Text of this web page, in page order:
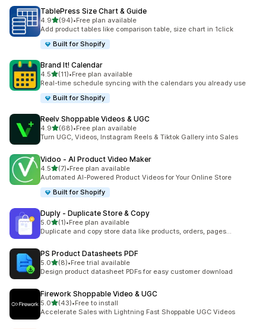
TablePress Size Chart & Guide
4.9เต็ม 5 ดาว
(94)
ทั้งหมด 94 รีวิว
•Free plan available
Add product tables like comparison table, size chart in 1click
Built for Shopify
Brand It! Calendar
4.5เต็ม 5 ดาว
(11)
ทั้งหมด 11 รีวิว
•Free plan available
Real-time schedule syncing with the calendars you already use
Built for Shopify
Reelv Shoppable Videos & UGC
4.9เต็ม 5 ดาว
(68)
ทั้งหมด 68 รีวิว
•Free plan available
Turn UGC, Videos, Instagram Reels & Tiktok Gallery into Sales
Vidoo ‑ AI Product Video Maker
4.5เต็ม 5 ดาว
(7)
ทั้งหมด 7 รีวิว
•Free plan available
Automated AI-Powered Product Videos for Your Online Store
Built for Shopify
Duply ‑ Duplicate Store & Copy
5.0เต็ม 5 ดาว
(1)
ทั้งหมด 1 รีวิว
•Free plan available
Duplicate and copy store data like products, orders, pages...
PS Product Datasheets PDF
5.0เต็ม 5 ดาว
(8)
ทั้งหมด 8 รีวิว
•Free trial available
Design product datasheet PDFs for easy customer download
Firework Shoppable Video & UGC
5.0เต็ม 5 ดาว
(43)
ทั้งหมด 43 รีวิว
•Free to install
Accelerate Sales with Lightning Fast Shoppable UGC Videos